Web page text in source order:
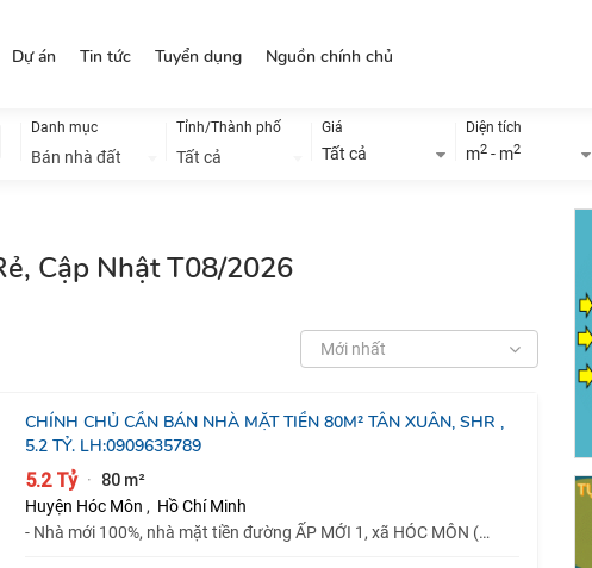
Dự án Tin tức Tuyển dụng Nguồn chính chủ
Danh mục
Bán nhà đất
Tỉnh/Thành phố
Tất cả
Giá
Tất cả
Diện tích
m2 - m2
Cập Nhật T08/2026
Mới nhất
CHÍNH CHỦ CẦN BÁN NHÀ MẶT TIỀN 80M² TÂN XUÂN, SHR ,
5.2 TỶ. LH:0909635789
5.2 Tỷ · 80 m²
Huyện Hóc Môn , Hồ Chí Minh
- Nhà mới 100%, nhà mặt tiền đường ẤP MỚI 1, xã HÓC MÔN (